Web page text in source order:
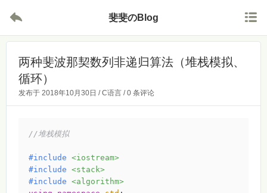
 斐斐のBlog 
两种斐波那契数列非递归算法（堆栈模拟、
循环）
发布于 2018年10月30日 /C语言 /0 条评论
//堆栈模拟
#include <iostream>
#include <stack>
#include <algorithm>